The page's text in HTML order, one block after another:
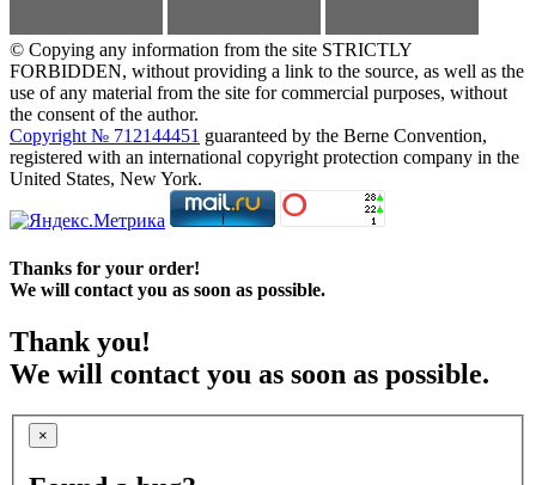
© Copying any information from the site STRICTLY
FORBIDDEN, without providing a link to the source, as well as the
use of any material from the site for commercial purposes, without
the consent of the author.
Copyright № 712144451 guaranteed by the Berne Convention,
registered with an international copyright protection company in the
United States, New York.
Thanks for your order!
We will contact you as soon as possible.
Thank you!
We will contact you as soon as possible.
×